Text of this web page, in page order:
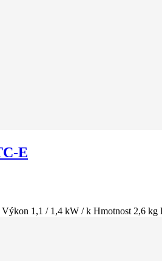
E
1,1 / 1,4 kW / k Hmotnost 2,6 kg